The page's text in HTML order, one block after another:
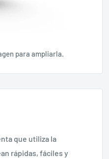
para ampliarla.
que utiliza la
rápidas, fáciles y